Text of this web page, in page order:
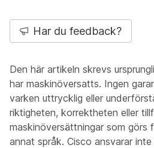
Har du feedback?
Den här artikeln skrevs
har maskinöversatts. Ingen
varken uttrycklig eller
riktigheten, korrektheten eller
maskinöversättningar som görs
annat språk. Cisco ansvarar